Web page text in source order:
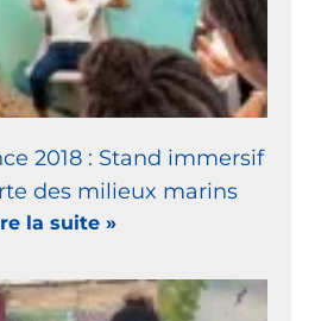
2018 : Stand immersif
des milieux marins
la suite »